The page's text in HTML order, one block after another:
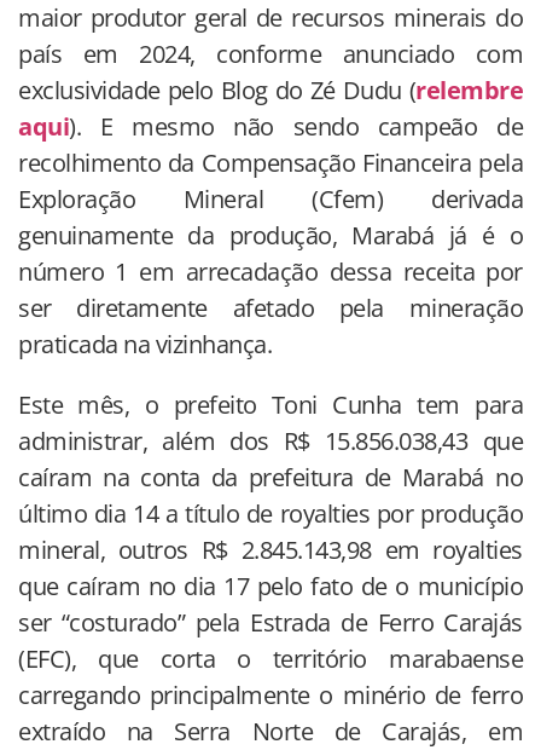
maior produtor geral de recursos minerais do
país em 2024, conforme anunciado com
exclusividade pelo Blog do Zé Dudu (relembre
aqui). E mesmo não sendo campeão de
recolhimento da Compensação Financeira pela
Exploração Mineral (Cfem) derivada
genuinamente da produção, Marabá já é o
número 1 em arrecadação dessa receita por
ser diretamente afetado pela mineração
praticada na vizinhança.
Este mês, o prefeito Toni Cunha tem para
administrar, além dos R$ 15.856.038,43 que
caíram na conta da prefeitura de Marabá no
último dia 14 a título de royalties por produção
mineral, outros R$ 2.845.143,98 em royalties
que caíram no dia 17 pelo fato de o município
ser “costurado” pela Estrada de Ferro Carajás
(EFC), que corta o território marabaense
carregando principalmente o minério de ferro
extraído na Serra Norte de Carajás, em